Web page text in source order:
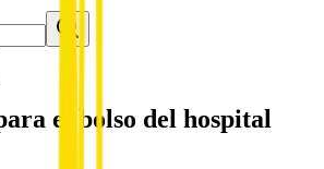
el bolso del hospital